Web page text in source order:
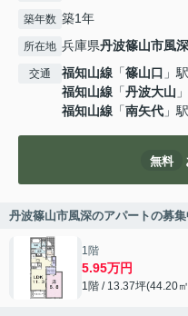
築年数 築1年
所在地 兵庫県丹波篠山市風深
交通 福知山線 「篠山口 」
福知山線 「丹波大山
福知山線 「南矢代 」
無料
丹波篠山市風深のアパートの募
1階
5.95万円
1階 / 13.37坪(44.20